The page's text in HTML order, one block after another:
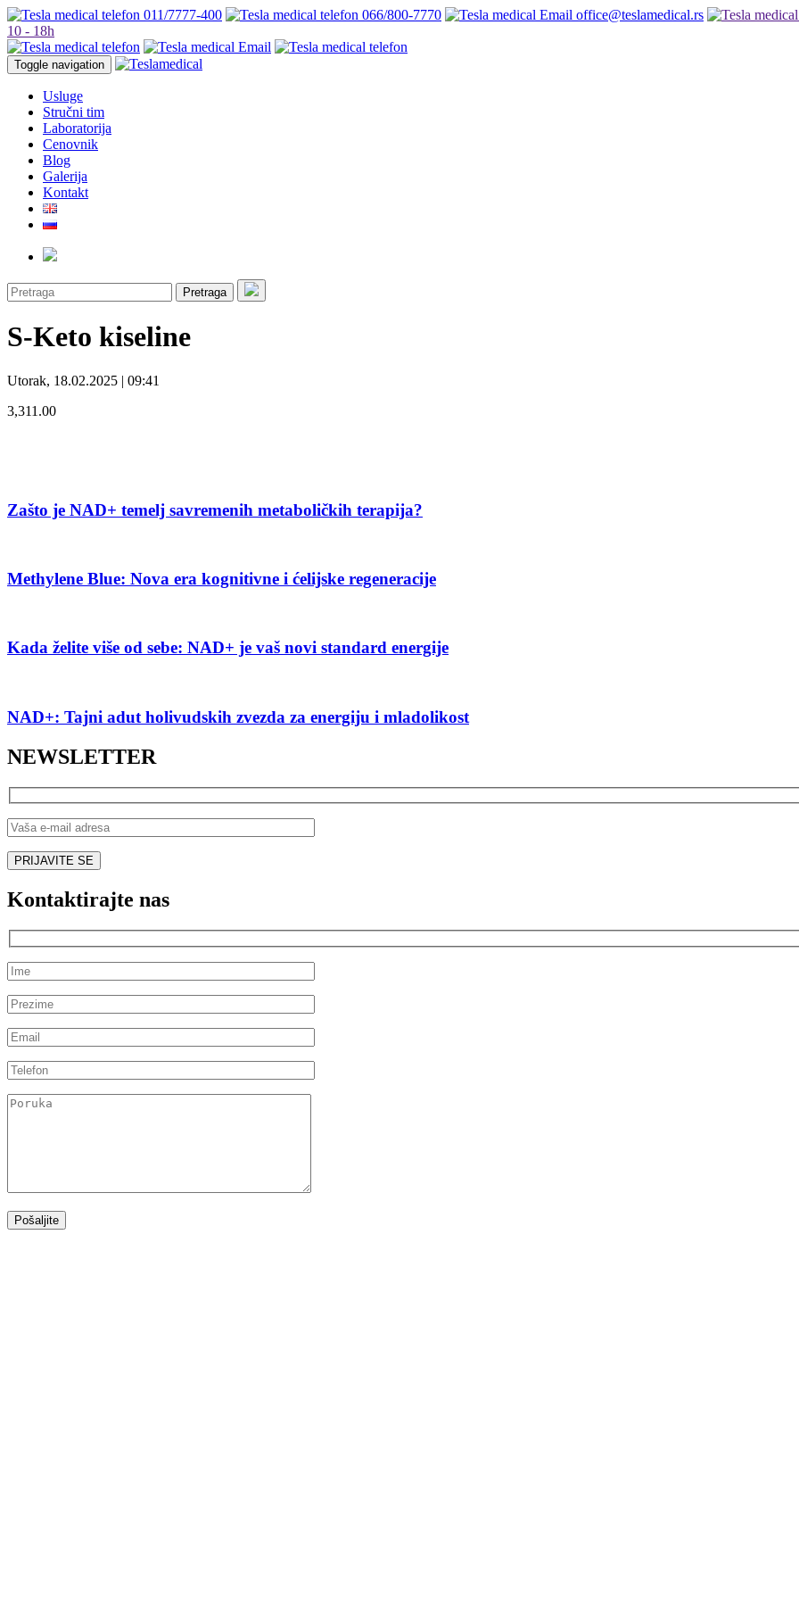
011/7777-400 066/800-7770 office@teslamedical.rs
10 - 18h
Toggle navigation
Usluge
Stručni tim
Laboratorija
Cenovnik
Blog
Galerija
Kontakt
Pretraga
S-Keto kiseline
Utorak, 18.02.2025 | 09:41
3,311.00
Zašto je NAD+ temelj savremenih metaboličkih terapija?
Methylene Blue: Nova era kognitivne i ćelijske regeneracije
Kada želite više od sebe: NAD+ je vaš novi standard energije
NAD+: Tajni adut holivudskih zvezda za energiju i mladolikost
NEWSLETTER
Kontaktirajte nas